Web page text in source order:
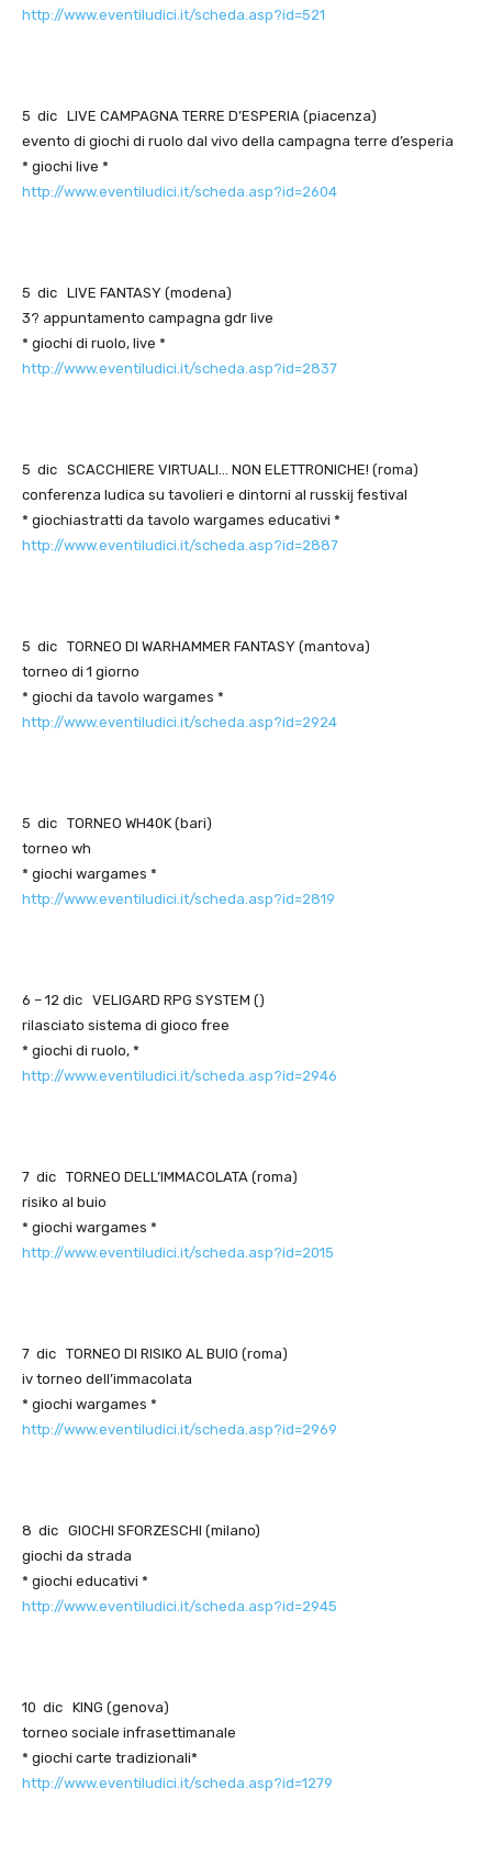
http://www.eventiludici.it/scheda.asp?id=521
5 dic LIVE CAMPAGNA TERRE D’ESPERIA (piacenza)
evento di giochi di ruolo dal vivo della campagna terre d’esperia
* giochi live *
http://www.eventiludici.it/scheda.asp?id=2604
5 dic LIVE FANTASY (modena)
3? appuntamento campagna gdr live
* giochi di ruolo, live *
http://www.eventiludici.it/scheda.asp?id=2837
5 dic SCACCHIERE VIRTUALI… NON ELETTRONICHE! (roma)
conferenza ludica su tavolieri e dintorni al russkij festival
* giochiastratti da tavolo wargames educativi *
http://www.eventiludici.it/scheda.asp?id=2887
5 dic TORNEO DI WARHAMMER FANTASY (mantova)
torneo di 1 giorno
* giochi da tavolo wargames *
http://www.eventiludici.it/scheda.asp?id=2924
5 dic TORNEO WH40K (bari)
torneo wh
* giochi wargames *
http://www.eventiludici.it/scheda.asp?id=2819
6 – 12 dic VELIGARD RPG SYSTEM ()
rilasciato sistema di gioco free
* giochi di ruolo, *
http://www.eventiludici.it/scheda.asp?id=2946
7 dic TORNEO DELL’IMMACOLATA (roma)
risiko al buio
* giochi wargames *
http://www.eventiludici.it/scheda.asp?id=2015
7 dic TORNEO DI RISIKO AL BUIO (roma)
iv torneo dell’immacolata
* giochi wargames *
http://www.eventiludici.it/scheda.asp?id=2969
8 dic GIOCHI SFORZESCHI (milano)
giochi da strada
* giochi educativi *
http://www.eventiludici.it/scheda.asp?id=2945
10 dic KING (genova)
torneo sociale infrasettimanale
* giochi carte tradizionali*
http://www.eventiludici.it/scheda.asp?id=1279